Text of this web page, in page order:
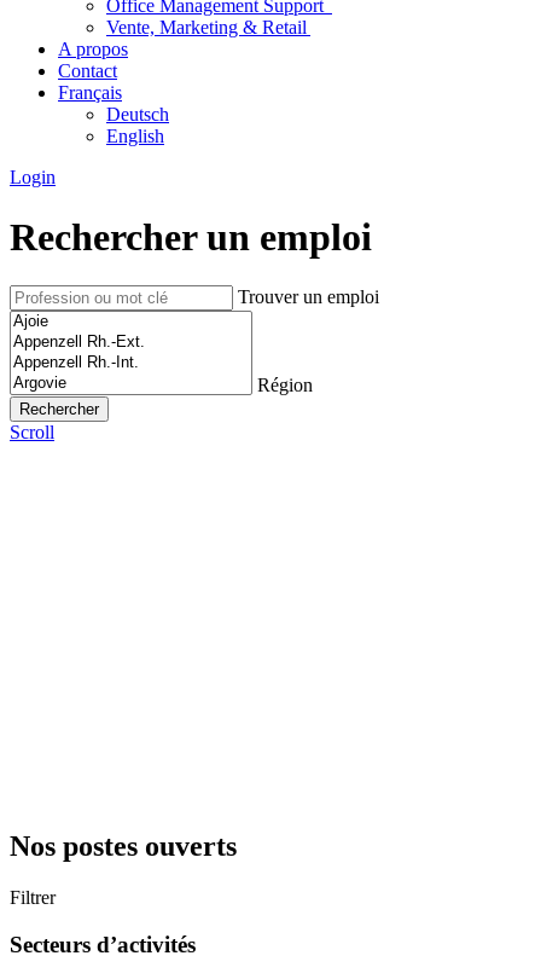
Office Management Support
Vente, Marketing & Retail
A propos
Contact
Français
Deutsch
English
Login
Rechercher un emploi
Trouver un emploi
Région
Scroll
Nos postes ouverts
Filtrer
Secteurs d’activités